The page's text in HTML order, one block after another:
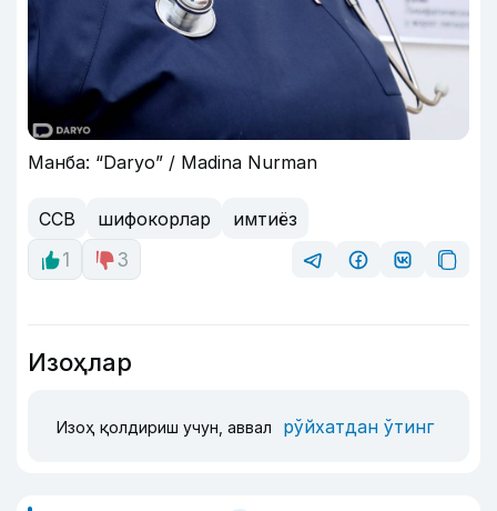
Манба: “Daryo” / Madina Nurman
ССВ шифокорлар
имтиёз
1
3
Изоҳлар
Изоҳ қолдириш учун, аввал рўйхатдан ўтинг